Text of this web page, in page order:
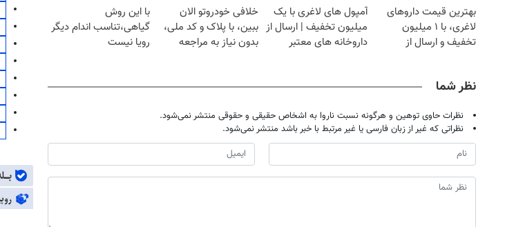
بهترین قیمت داروهای
لاغری، با ۱ میلیون
تخفیف و ارسال از
آمپول های لاغری با یک
میلیون تخفیف | ارسال از
داروخانه های معتبر
خلافی خودروتو الان
ببین، با پلاک و کد ملی،
بدون نیاز به مراجعه
با این روش
گیاهی،تناسب اندام دیگر
رویا نیست
نظر شما
نظرات حاوی توهین و هرگونه نسبت ناروا به اشخاص حقیقی و حقوقی منتشر نمی‌شود.
نظراتی که غیر از زبان فارسی یا غیر مرتبط با خبر باشد منتشر نمی‌شود.